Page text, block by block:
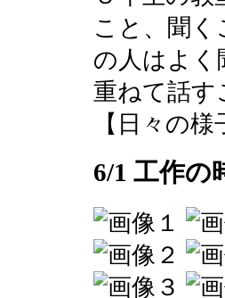
こと、聞
の人はよく
重ねて話す
【日々の
6/1 工作の